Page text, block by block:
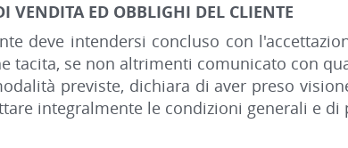
VENDITA ED OBBLIGHI DEL CLIENTE
deve intendersi concluso con
tacita, se non altrimenti comunicato con
previste, dichiara di aver preso
integralmente le condizioni generali e